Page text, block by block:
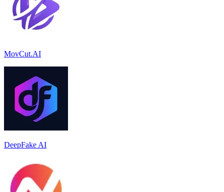
MovCut.AI
DeepFake AI